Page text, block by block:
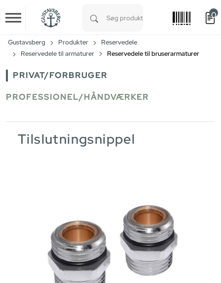
Skip to main content
0
Gustavsberg Produkter
Reservedele
Reservedele til armaturer
Reservedele til bruserarmaturer
PRIVAT/FORBRUGER
PROFESSIONEL/HÅNDVÆRKER
Tilslutningsnippel